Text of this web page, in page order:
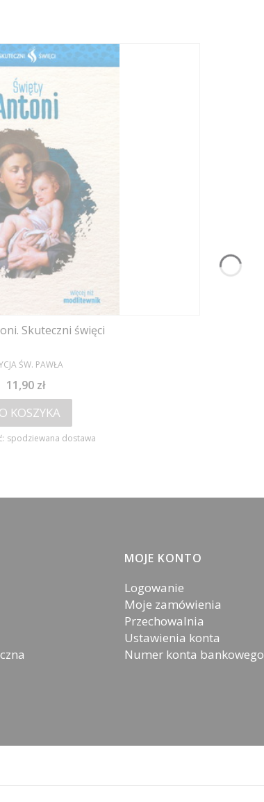
Skuteczni święci
ŚW. PAWŁA
Cena
11,90 zł
KOSZYKA
spodziewana dostawa
MOJE KONTO
Logowanie
Moje zamówienia
Przechowalnia
Ustawienia konta
Numer konta bankowego